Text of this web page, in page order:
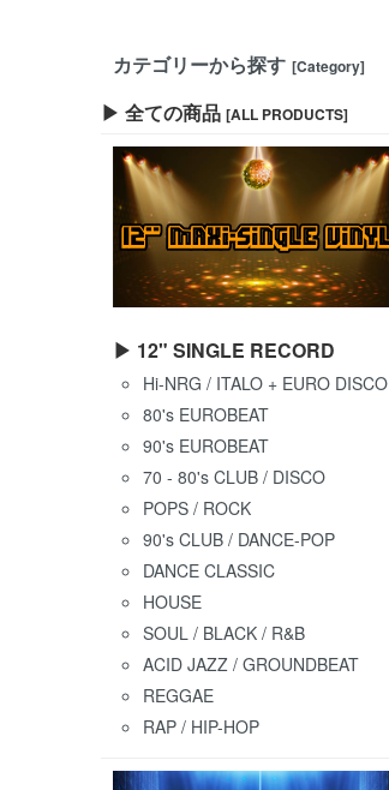
カテゴリーから探す [Category]
▶ 全ての商品 [ALL PRODUCTS]
▶ 12" SINGLE RECORD
Hi-NRG / ITALO + EURO DISCO
80's EUROBEAT
90's EUROBEAT
70 - 80's CLUB / DISCO
POPS / ROCK
90's CLUB / DANCE-POP
DANCE CLASSIC
HOUSE
SOUL / BLACK / R&B
ACID JAZZ / GROUNDBEAT
REGGAE
RAP / HIP-HOP